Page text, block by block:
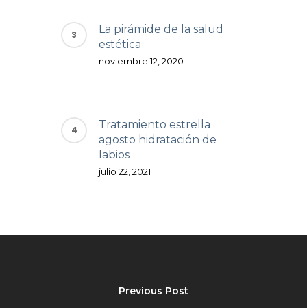
La pirámide de la salud
estética
noviembre 12, 2020
Tratamiento estrella
agosto hidratación de
labios
julio 22, 2021
Previous Post